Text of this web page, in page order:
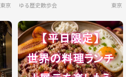
東京 ゆる歴史散歩会 東京